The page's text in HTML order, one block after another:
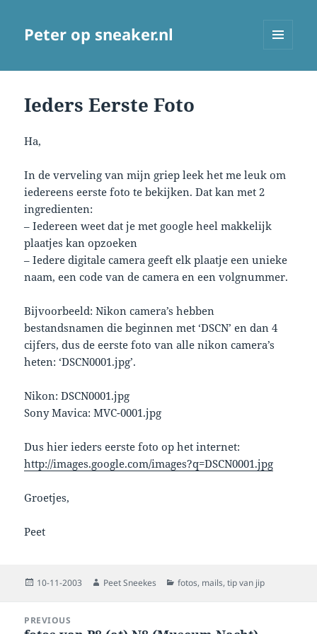
Peter op sneaker.nl
Ieders Eerste Foto
Ha,
In de verveling van mijn griep leek het me leuk om
iedereens eerste foto te bekijken. Dat kan met 2
ingredienten:
– Iedereen weet dat je met google heel makkelijk
plaatjes kan opzoeken
– Iedere digitale camera geeft elk plaatje een unieke
naam, een code van de camera en een volgnummer.
Bijvoorbeeld: Nikon camera’s hebben
bestandsnamen die beginnen met ‘DSCN’ en dan 4
cijfers, dus de eerste foto van alle nikon camera’s
heten: ‘DSCN0001.jpg’.
Nikon: DSCN0001.jpg
Sony Mavica: MVC-0001.jpg
Dus hier ieders eerste foto op het internet:
http://images.google.com/images?q=DSCN0001.jpg
Groetjes,
Peet
Posted
10-11-2003 Author
Peet Sneekes Categories
fotos, mails,tip van jip
navigation
PREVIOUS